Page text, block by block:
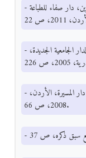
- نجم عبود نجم، القياد الإدارية في القرن الواحد والعشرين، دار صفاء للطباعة
- اسماعيل السيد، السلوك التنظيمي بين النظرية والتطبيق، الدار الجامعية الجديدة،
- محمد حسنين العجمي، القيادة الإدارية والتنمية البشرية، دار المسيرة، الأردن،
2008، ص 66.